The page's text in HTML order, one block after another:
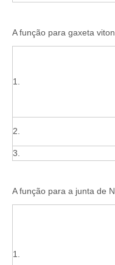
A função para gaxeta
1.
2.
3.
A função para a junta de
1.